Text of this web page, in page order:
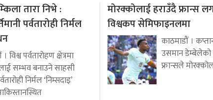
तारा निभे :
पर्वतारोही निर्मल
विश्व पर्वतारोहण क्षेत्रमा
सम्भव बनाउने साहसी
निर्मल ‘निम्सदाइ’
मोरक्कोलाई हराउँदै फ्रान्स
विश्वकप सेमिफाइनलमा
काठमाडौं ।
उसमान डेम्बेलेको
फ्रान्सले